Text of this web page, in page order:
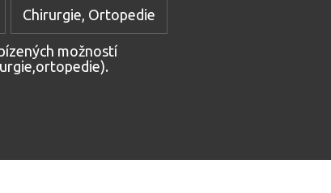
Chirurgie, Ortopedie
možností